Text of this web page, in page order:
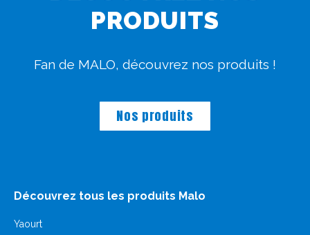
PRODUITS
Fan de MALO, découvrez nos produits !
Nos produits
Découvrez tous les produits Malo
Yaourt